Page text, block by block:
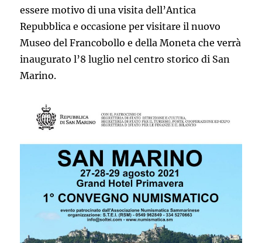
essere motivo di una visita dell’Antica
Repubblica e occasione per visitare il nuovo
Museo del Francobollo e della Moneta che verrà
inaugurato l’8 luglio nel centro storico di San
Marino.